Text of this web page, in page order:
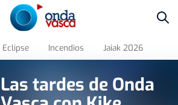
Eclipse Incendios Jaiak 2026
Las tardes de Onda